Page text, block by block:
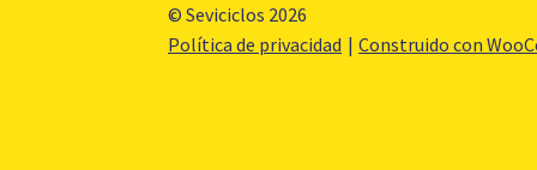
© Seviciclos 2026
Política de privacidad
Construido con